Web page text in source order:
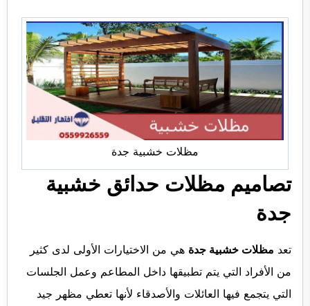
مظلات خشبية جدة
تصاميم مظلات حدائق خشبية
جدة
تعد مظلات خشبية جدة هي من الاختيارات الأولى لدى كثير
من الأفراد التي يتم تطبيقها داخل المطاعم وعمل الجلسات
التي يتجمع فيها العائلات والأصدقاء لأنها تعطي مظهر جيد